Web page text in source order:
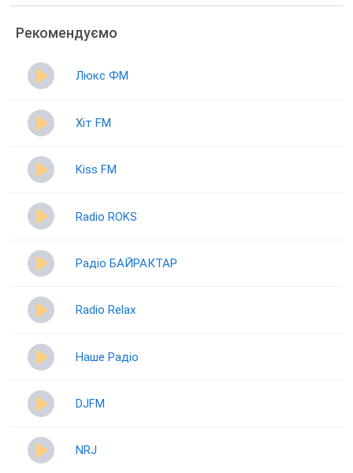
Рекомендуємо
Люкс ФМ
Хіт FM
Kiss FM
Radio ROKS
Радіо БАЙРАКТАР
Radio Relax
Наше Радіо
DJFM
NRJ